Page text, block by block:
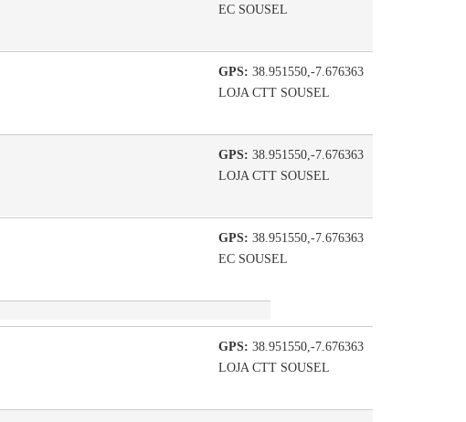
EC SOUSEL
GPS: 38.951550,-7.676363
LOJA CTT SOUSEL
GPS: 38.951550,-7.676363
LOJA CTT SOUSEL
GPS: 38.951550,-7.676363
EC SOUSEL
GPS: 38.951550,-7.676363
LOJA CTT SOUSEL